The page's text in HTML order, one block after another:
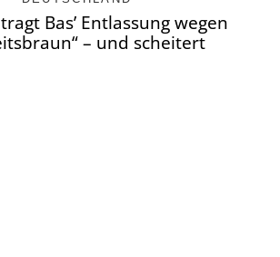
Bas’ Entlassung wegen
– und scheitert